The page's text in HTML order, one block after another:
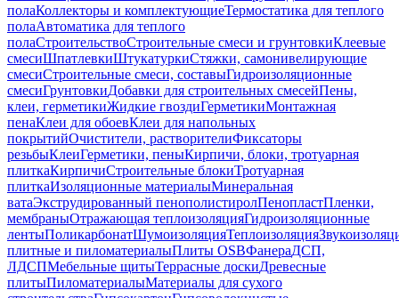
полаКоллекторы и комплектующиеТермостатика для теплого
полаАвтоматика для теплого
полаСтроительствоСтроительные смеси и грунтовкиКлеевые
смесиШпатлевкиШтукатуркиСтяжки, самонивелирующие
смесиСтроительные смеси, составыГидроизоляционные
смесиГрунтовкиДобавки для строительных смесейПены,
клеи, герметикиЖидкие гвоздиГерметикиМонтажная
пенаКлеи для обоевКлеи для напольных
покрытийОчистители, растворителиФиксаторы
резьбыКлеиГерметики, пеныКирпичи, блоки, тротуарная
плиткаКирпичиСтроительные блокиТротуарная
плиткаИзоляционные материалыМинеральная
ватаЭкструдированный пенополистиролПенопластПленки,
мембраныОтражающая теплоизоляцияГидроизоляционные
лентыПоликарбонатШумоизоляцияТеплоизоляция
плитные и пиломатериалыПлиты OSBФанераДСП,
ЛДСПМебельные щитыТеррасные доскиДревесные
плитыПиломатериалыМатериалы для сухого